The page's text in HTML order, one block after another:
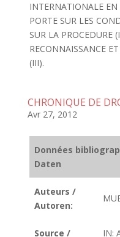
INTERNATIONALE
PORTE SUR LES
SUR LA PROCEDURE
RECONNAISSANCE
(III).
CHRONIQUE DE
Avr 27, 2012
Données
Daten
Auteurs /
Autoren:
Source /
IN: